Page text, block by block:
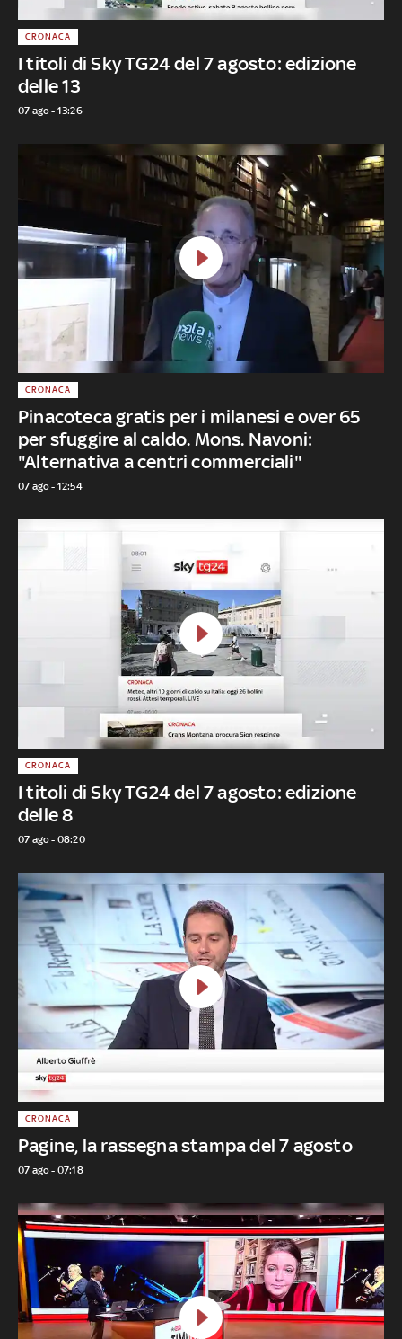
I titoli di Sky TG24 del 7 agosto: edizione
delle 13
CRONACA
07 ago - 13:26
Pinacoteca gratis per i milanesi e over 65
per sfuggire al caldo. Mons. Navoni:
"Alternativa a centri commerciali"
CRONACA
07 ago - 12:54
I titoli di Sky TG24 del 7 agosto: edizione
delle 8
CRONACA
07 ago - 08:20
Pagine, la rassegna stampa del 7 agosto
CRONACA
07 ago - 07:18